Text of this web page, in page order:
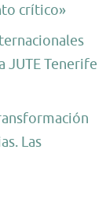
crítico»
JUTE Tenerife
Las